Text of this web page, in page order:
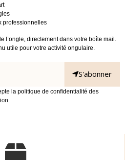
professionnelles
l’ongle, directement dans votre boîte mail.
utile pour votre activité ongulaire.
S'abonner
la politique de confidentialité des